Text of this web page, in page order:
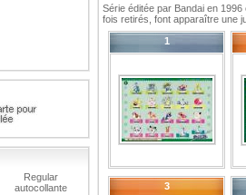
Regular
autocollante
Série éditée par Bandai en
fois retirés, font apparaître une
1
3